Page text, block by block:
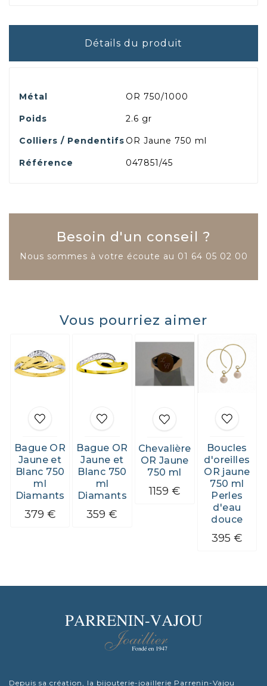
Détails du produit
Métal OR 750/1000
Poids 2.6 gr
Colliers / Pendentifs OR Jaune 750 ml
Référence 047851/45
Besoin d'un conseil ?
Nous sommes à votre écoute au 01 64 05 02 00
Vous pourriez aimer
Bague OR
Jaune et
Blanc 750
ml
Diamants
379 €
Bague OR
Jaune et
Blanc 750
ml
Diamants
359 €
Chevalière
OR Jaune
750 ml
1159 €
Boucles
d'oreilles
OR jaune
750 ml
Perles
d'eau
douce
395 €
Depuis sa création, la bijouterie-joaillerie Parrenin-Vajou